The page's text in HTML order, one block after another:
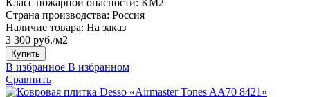
Страна производства: Россия
Наличие товара: На заказ
3 300 руб./м2
Купить
В избранное В избранном
Сравнить